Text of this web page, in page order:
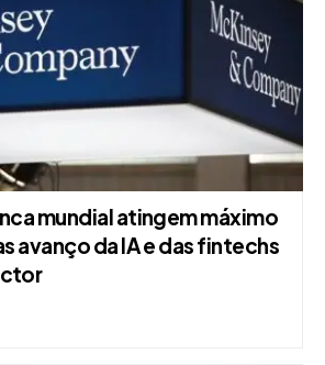
mundial atingem máximo
avanço da IA e das fintechs